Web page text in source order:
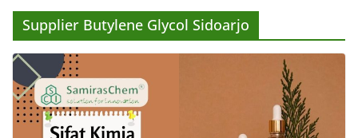
Supplier Butylene Glycol Sidoarjo